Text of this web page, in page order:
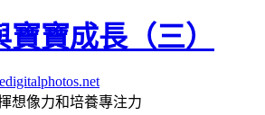
寶成長（三）
想像力和培養專注力